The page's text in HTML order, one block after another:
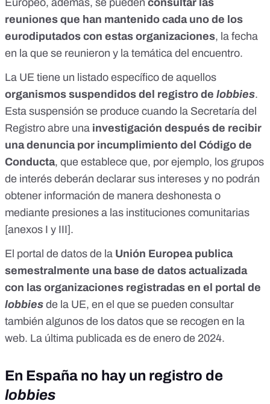
Europeo, además, se pueden consultar las
reuniones que han mantenido cada uno de los
eurodiputados con estas organizaciones, la fecha
en la que se reunieron y la temática del encuentro.
La UE tiene un listado específico de aquellos
organismos suspendidos del registro de lobbies.
Esta suspensión se produce cuando la Secretaría del
Registro abre una investigación después de recibir
una denuncia por incumplimiento del Código de
Conducta, que establece que, por ejemplo, los grupos
de interés deberán declarar sus intereses y no podrán
obtener información de manera deshonesta o
mediante presiones a las instituciones comunitarias
[anexos I y III].
El portal de datos de la Unión Europea publica
semestralmente una base de datos actualizada
con las organizaciones registradas en el portal de
lobbies de la UE, en el que se pueden consultar
también algunos de los datos que se recogen en la
web. La última publicada es de enero de 2024.
En España no hay un registro de
lobbies